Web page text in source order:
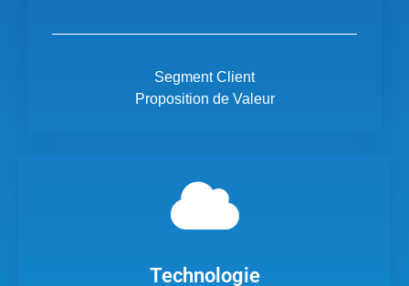
Segment Client
Proposition de Valeur
Technologie